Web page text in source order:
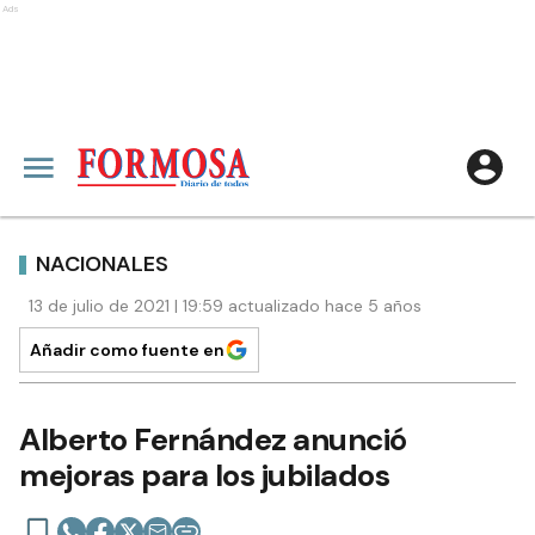
Ads
NACIONALES
13 de julio de 2021 | 19:59 actualizado hace 5 años
Añadir como fuente en
Alberto Fernández anunció
mejoras para los jubilados